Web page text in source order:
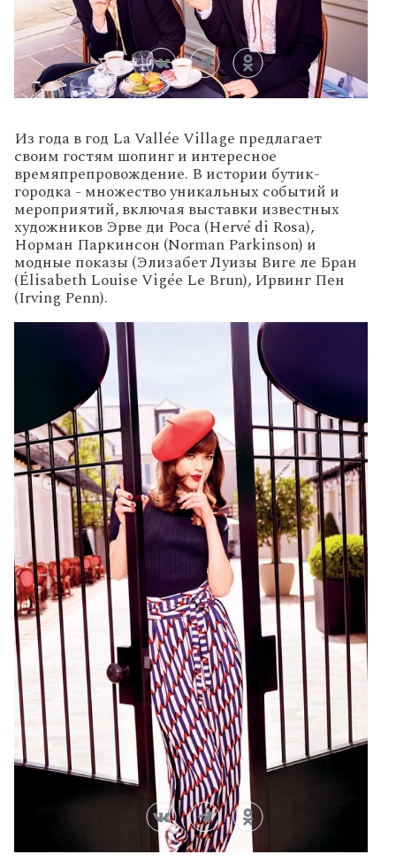
Из года в год La Vallée Village предлагает
своим гостям шопинг и интересное
времяпрепровождение. В истории бутик-
городка - множество уникальных событий и
мероприятий, включая выставки известных
художников Эрве ди Роса (Hervé di Rosa),
Норман Паркинсон (Norman Parkinson) и
модные показы (Элизабет Луизы Виге ле Бран
(Élisabeth Louise Vigée Le Brun), Ирвинг Пен
(Irving Penn).